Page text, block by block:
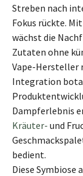
Streben nach
Fokus rückte.
wächst die
Zutaten ohne
Vape-Hersteller
Integration
Dampferlebnis
Kräuter- und
bedient.
Diese Symbiose